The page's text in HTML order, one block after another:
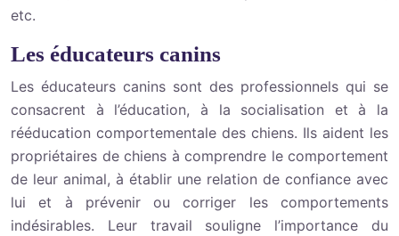
etc.
Les éducateurs canins
Les éducateurs canins sont des professionnels qui se
consacrent à l’éducation, à la socialisation et à la
rééducation comportementale des chiens. Ils aident les
propriétaires de chiens à comprendre le comportement
de leur animal, à établir une relation de confiance avec
lui et à prévenir ou corriger les comportements
indésirables. Leur travail souligne l’importance du